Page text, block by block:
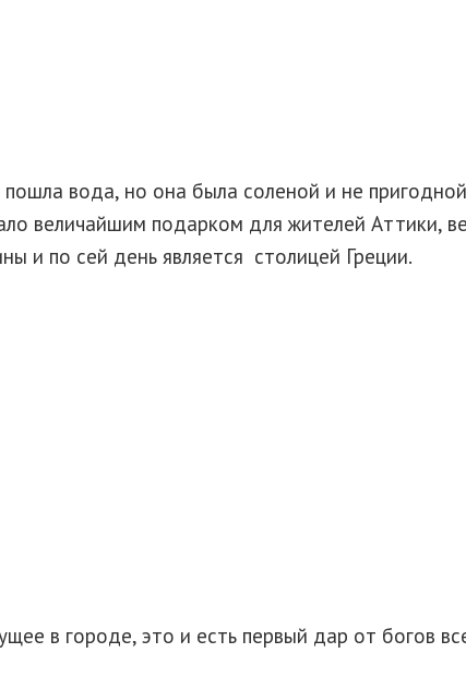
вода, но она была соленой и не
величайшим подарком для жителей Аттики,
и по сей день является столицей Греции.
в городе, это и есть первый дар от богов